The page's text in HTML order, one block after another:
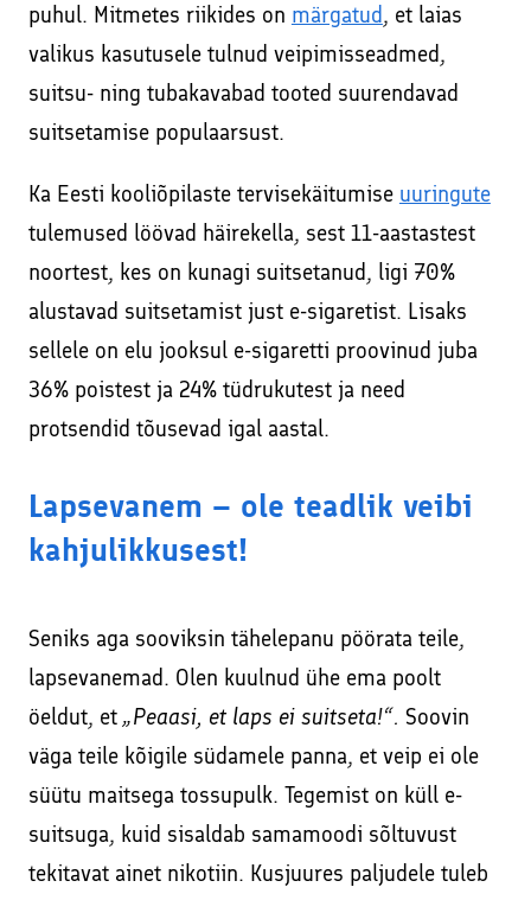
puhul. Mitmetes riikides on märgatud, et laias
valikus kasutusele tulnud veipimisseadmed,
suitsu- ning tubakavabad tooted suurendavad
suitsetamise populaarsust.
Ka Eesti kooliõpilaste tervisekäitumise uuringute
tulemused löövad häirekella, sest 11-aastastest
noortest, kes on kunagi suitsetanud, ligi 70%
alustavad suitsetamist just e-sigaretist. Lisaks
sellele on elu jooksul e-sigaretti proovinud juba
36% poistest ja 24% tüdrukutest ja need
protsendid tõusevad igal aastal.
Lapsevanem – ole teadlik veibi
kahjulikkusest!
Seniks aga sooviksin tähelepanu pöörata teile,
lapsevanemad. Olen kuulnud ühe ema poolt
öeldut, et „Peaasi, et laps ei suitseta!“. Soovin
väga teile kõigile südamele panna, et veip ei ole
süütu maitsega tossupulk. Tegemist on küll e-
suitsuga, kuid sisaldab samamoodi sõltuvust
tekitavat ainet nikotiin. Kusjuures paljudele tuleb